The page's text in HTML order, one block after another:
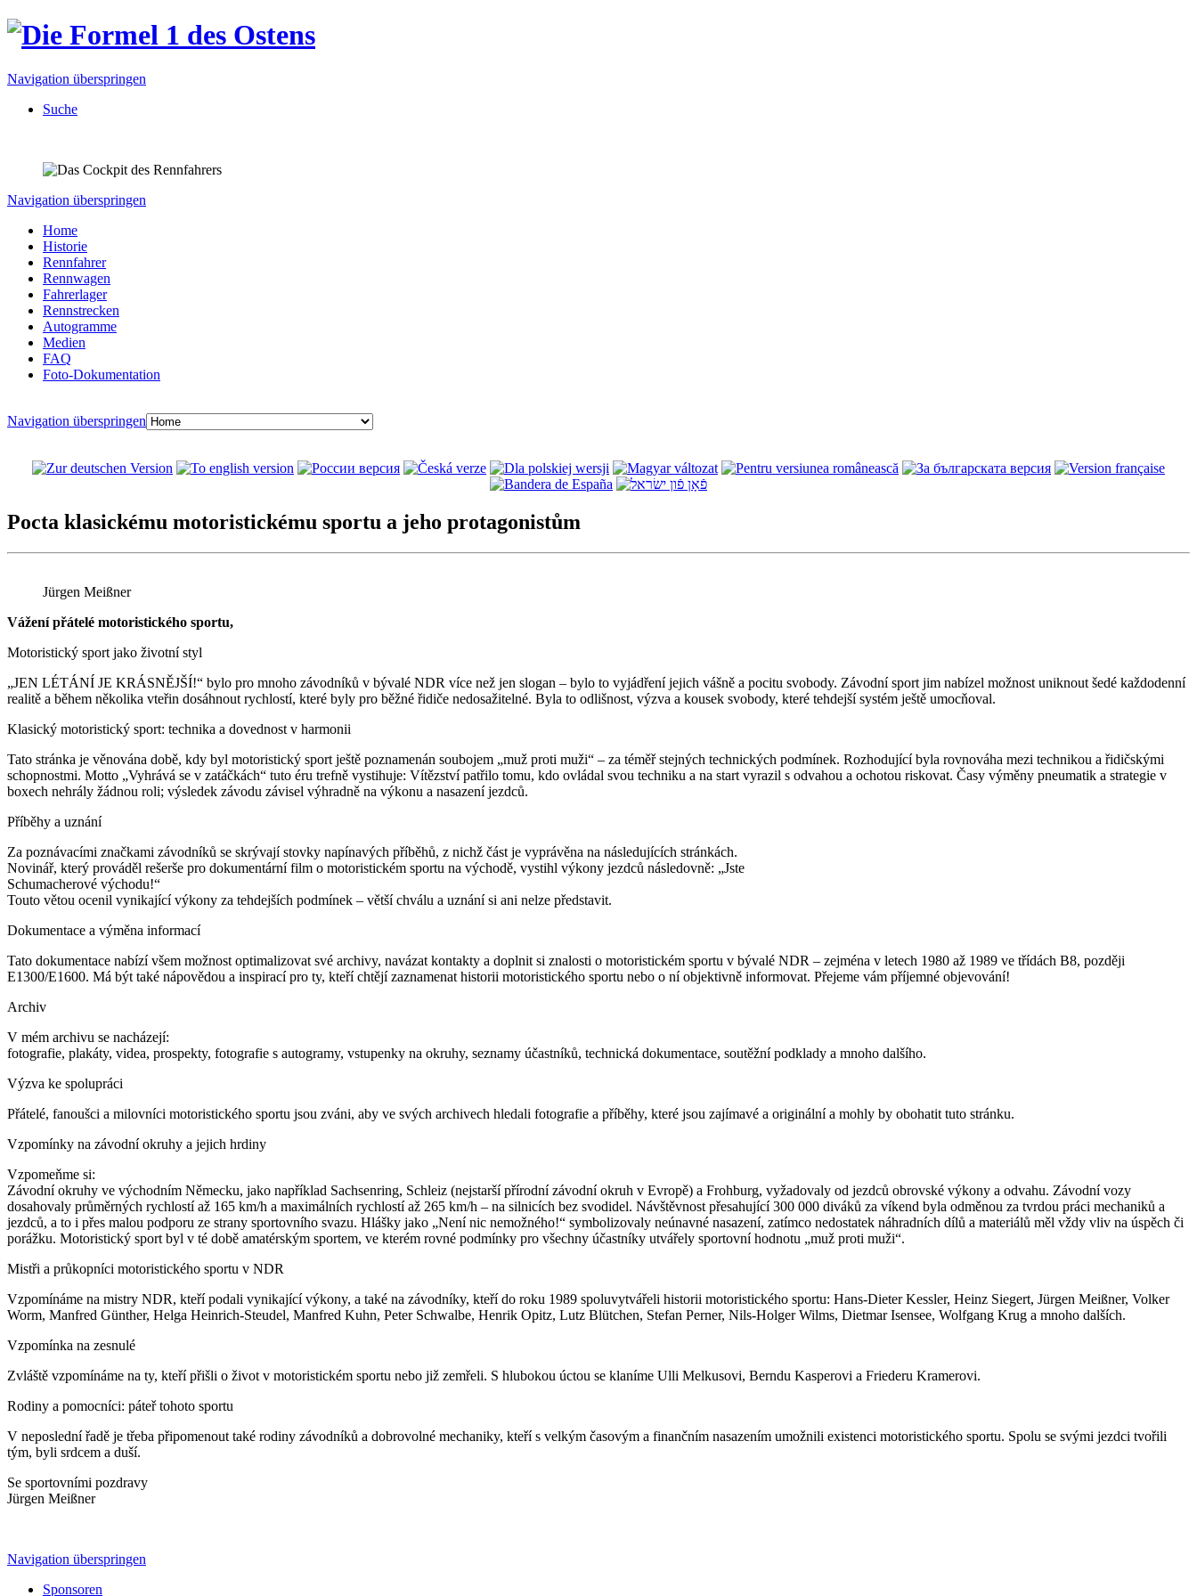
Navigation überspringen
Suche
Navigation überspringen
Home
Historie
Rennfahrer
Rennwagen
Fahrerlager
Rennstrecken
Autogramme
Medien
FAQ
Foto-Dokumentation
Navigation überspringen
Pocta klasickému motoristickému sportu a jeho protagonistům
Jürgen Meißner
Vážení přátelé motoristického sportu,
Motoristický sport jako životní styl
„JEN LÉTÁNÍ JE KRÁSNĚJŠÍ!“ bylo pro mnoho závodníků v bývalé NDR více než jen slogan – bylo to vyjádření jejich vášně a pocitu svobody. Závodní sport jim nabízel možnost uniknout šedé každodenní
realitě a během několika vteřin dosáhnout rychlostí, které byly pro běžné řidiče nedosažitelné. Byla to odlišnost, výzva a kousek svobody, které tehdejší systém ještě umocňoval.
Klasický motoristický sport: technika a dovednost v harmonii
Tato stránka je věnována době, kdy byl motoristický sport ještě poznamenán soubojem „muž proti muži“ – za téměř stejných technických podmínek. Rozhodující byla rovnováha mezi technikou a řidičskými
schopnostmi. Motto „Vyhrává se v zatáčkách“ tuto éru trefně vystihuje: Vítězství patřilo tomu, kdo ovládal svou techniku a na start vyrazil s odvahou a ochotou riskovat. Časy výměny pneumatik a strategie v
boxech nehrály žádnou roli; výsledek závodu závisel výhradně na výkonu a nasazení jezdců.
Příběhy a uznání
Za poznávacími značkami závodníků se skrývají stovky napínavých příběhů, z nichž část je vyprávěna na následujících stránkách.
Novinář, který prováděl rešerše pro dokumentární film o motoristickém sportu na východě, vystihl výkony jezdců následovně: „Jste
Schumacherové východu!“
Touto větou ocenil vynikající výkony za tehdejších podmínek – větší chválu a uznání si ani nelze představit.
Dokumentace a výměna informací
Tato dokumentace nabízí všem možnost optimalizovat své archivy, navázat kontakty a doplnit si znalosti o motoristickém sportu v bývalé NDR – zejména v letech 1980 až 1989 ve třídách B8, později
E1300/E1600. Má být také nápovědou a inspirací pro ty, kteří chtějí zaznamenat historii motoristického sportu nebo o ní objektivně informovat. Přejeme vám příjemné objevování!
Archiv
V mém archivu se nacházejí:
fotografie, plakáty, videa, prospekty, fotografie s autogramy, vstupenky na okruhy, seznamy účastníků, technická dokumentace, soutěžní podklady a mnoho dalšího.
Výzva ke spolupráci
Přátelé, fanoušci a milovníci motoristického sportu jsou zváni, aby ve svých archivech hledali fotografie a příběhy, které jsou zajímavé a originální a mohly by obohatit tuto stránku.
Vzpomínky na závodní okruhy a jejich hrdiny
Vzpomeňme si:
Závodní okruhy ve východním Německu, jako například Sachsenring, Schleiz (nejstarší přírodní závodní okruh v Evropě) a Frohburg, vyžadovaly od jezdců obrovské výkony a odvahu. Závodní vozy
dosahovaly průměrných rychlostí až 165 km/h a maximálních rychlostí až 265 km/h – na silnicích bez svodidel. Návštěvnost přesahující 300 000 diváků za víkend byla odměnou za tvrdou práci mechaniků a
jezdců, a to i přes malou podporu ze strany sportovního svazu. Hlášky jako „Není nic nemožného!“ symbolizovaly neúnavné nasazení, zatímco nedostatek náhradních dílů a materiálů měl vždy vliv na úspěch či
porážku. Motoristický sport byl v té době amatérským sportem, ve kterém rovné podmínky pro všechny účastníky utvářely sportovní hodnotu „muž proti muži“.
Mistři a průkopníci motoristického sportu v NDR
Vzpomínáme na mistry NDR, kteří podali vynikající výkony, a také na závodníky, kteří do roku 1989 spoluvytvářeli historii motoristického sportu: Hans-Dieter Kessler, Heinz Siegert, Jürgen Meißner, Volker
Worm, Manfred Günther, Helga Heinrich-Steudel, Manfred Kuhn, Peter Schwalbe, Henrik Opitz, Lutz Blütchen, Stefan Perner, Nils-Holger Wilms, Dietmar Isensee, Wolfgang Krug a mnoho dalších.
Vzpomínka na zesnulé
Zvláště vzpomínáme na ty, kteří přišli o život v motoristickém sportu nebo již zemřeli. S hlubokou úctou se klaníme Ulli Melkusovi, Berndu Kasperovi a Friederu Kramerovi.
Rodiny a pomocníci: páteř tohoto sportu
V neposlední řadě je třeba připomenout také rodiny závodníků a dobrovolné mechaniky, kteří s velkým časovým a finančním nasazením umožnili existenci motoristického sportu. Spolu se svými jezdci tvořili
tým, byli srdcem a duší.
Se sportovními pozdravy
Jürgen Meißner
Navigation überspringen
Sponsoren